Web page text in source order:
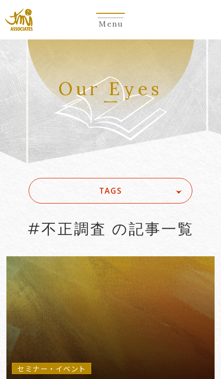
Menu
Our Eyes
TAGS
#Account seizure
#ACRA
#aerospace
#AFCP
#Agentic AI
#Agreements
#AI
#AI Governance
#AI/IoT
VIEW MORE
#不正調査 の記事一覧
セミナー・イベント